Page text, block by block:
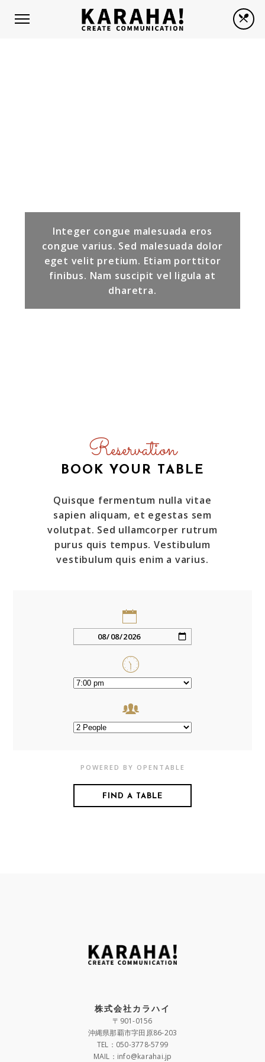
Integer congue malesuada eros
congue varius. Sed malesuada dolor
eget velit pretium. Etiam porttitor
finibus. Nam suscipit vel ligula at
dharetra.
Reservation
BOOK YOUR TABLE
Quisque fermentum nulla vitae
sapien aliquam, et egestas sem
volutpat. Sed ullamcorper rutrum
purus quis tempus. Vestibulum
vestibulum quis enim a varius.
POWERED BY OPENTABLE
株式会社カラハイ
〒901-0156
沖縄県那覇市字田原86-203
TEL：050-3778-5799
MAIL：info@karahai.jp